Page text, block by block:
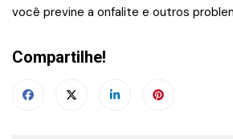
você previne a onfalite e outros
Compartilhe!